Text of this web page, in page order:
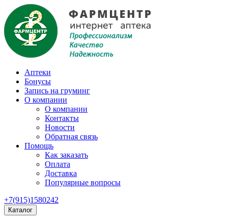
Аптеки
Бонусы
Запись на груминг
О компании
О компании
Контакты
Новости
Обратная связь
Помощь
Как заказать
Оплата
Доставка
Популярные вопросы
+7(915)1580242
Каталог